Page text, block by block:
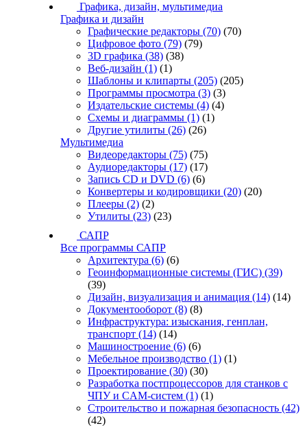
Графика, дизайн, мультимедиа
Графика и дизайн
Графические редакторы (70) (70)
Цифровое фото (79) (79)
3D графика (38) (38)
Веб-дизайн (1) (1)
Шаблоны и клипарты (205) (205)
Программы просмотра (3) (3)
Издательские системы (4) (4)
Схемы и диаграммы (1) (1)
Другие утилиты (26) (26)
Мультимедиа
Видеоредакторы (75) (75)
Аудиоредакторы (17) (17)
Запись CD и DVD (6) (6)
Конвертеры и кодировщики (20) (20)
Плееры (2) (2)
Утилиты (23) (23)
САПР
Все программы САПР
Архитектура (6) (6)
Геоинформационные системы (ГИС) (39)
(39)
Дизайн, визуализация и анимация (14) (14)
Документооборот (8) (8)
Инфраструктура: изыскания, генплан,
транспорт (14) (14)
Машиностроение (6) (6)
Мебельное производство (1) (1)
Проектирование (30) (30)
Разработка постпроцессоров для станков с
ЧПУ и CAM-систем (1) (1)
Строительство и пожарная безопасность (42)
(42)